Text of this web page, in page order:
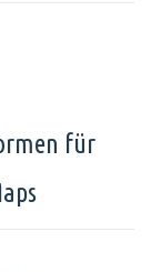
für